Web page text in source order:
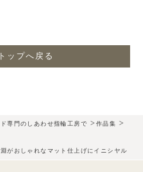
ップへ戻る
専門のしあわせ指輪工房で > 作品集 >
がおしゃれなマット仕上げにイニシヤル